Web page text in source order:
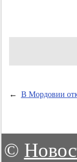
← В Мордовии
©